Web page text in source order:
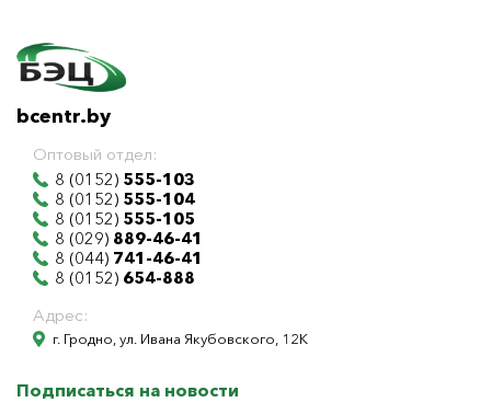
bcentr.by
Оптовый отдел:
8 (0152) 555-103
8 (0152) 555-104
8 (0152) 555-105
8 (029) 889-46-41
8 (044) 741-46-41
8 (0152) 654-888
Адрес:
г. Гродно, ул. Ивана Якубовского, 12К
Подписаться на новости